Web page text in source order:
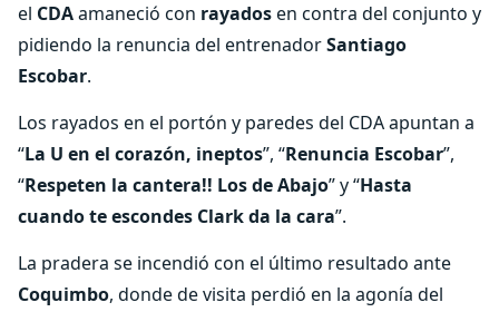
el CDAamaneció con rayadosen contra del conjunto y
pidiendo la renuncia del entrenadorSantiago
Escobar.
Los rayados en el portón y paredes del CDA apuntan a
“La U en el corazón, ineptos”, “Renuncia Escobar”,
“Respeten la cantera!! Los de Abajo” y “Hasta
cuando te escondes Clark da la cara”.
La pradera se incendió con el último resultado ante
Coquimbo, donde de visita perdió en la agonía del